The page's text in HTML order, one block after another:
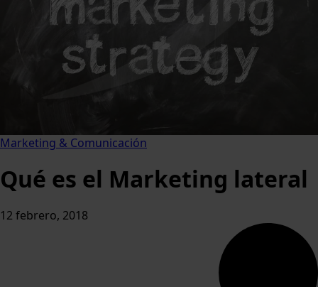
Marketing & Comunicación
Qué es el Marketing lateral
12 febrero, 2018